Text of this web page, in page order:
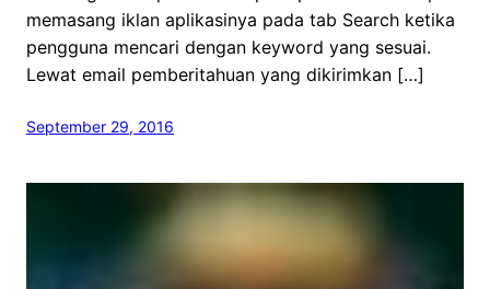
memasang iklan aplikasinya pada tab Search ketika
pengguna mencari dengan keyword yang sesuai.
Lewat email pemberitahuan yang dikirimkan […]
September 29, 2016